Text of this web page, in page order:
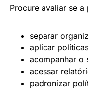
Procure avaliar se
separar
aplicar
acompanhar o
acessar
padronizar